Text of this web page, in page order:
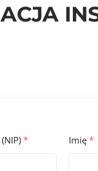
* Imię *